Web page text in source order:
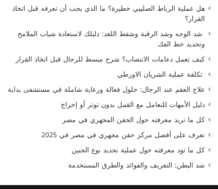
هل عملية الرباط الصليبي خطيرة؟ ما الذي يجب أن تعرفه قبل اتخاذ
القرار؟
شد الوجه وشد الرقبة وشفط اللغد: دليلك لاستعادة شباب الملامح
وتحديد خط الفك
كيف تعمل دعامات الانتصاب؟ شرح مبسط للرجال قبل اتخاذ القرار
تكلفة عملية الشريان الاورطي
علاج العقم عند الرجال: حلول فعالة ورعاية شاملة في مستشفى بداية
دليل الأمهات للتعامل مع القمل بدون توتر أو إحراج
كل ما تريد معرفته حول الحقن المجهري في مصر
تعرف على أفضل مركز حقن مجهري في مصر في 2025
كل ما تود معرفته حول عملية تحديد نوع الجنين
شد البطن: التعريف والفوائد والطرق المستخدمة